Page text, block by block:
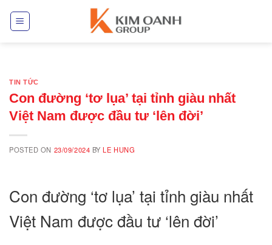
TIN TỨC
Con đường ‘tơ lụa’ tại tỉnh giàu nhất
Việt Nam được đầu tư ‘lên đời’
POSTED ON 23/09/2024 BYLE HUNG
Con đường ‘tơ lụa’ tại tỉnh giàu nhất
Việt Nam được đầu tư ‘lên đời’